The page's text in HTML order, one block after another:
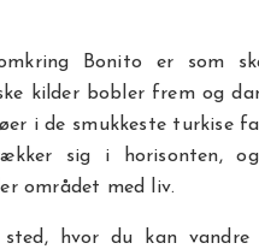
Bonito er som
kilder bobler frem og
i de smukkeste turkise
sig i horisonten,
området med liv.
hvor du kan vandre